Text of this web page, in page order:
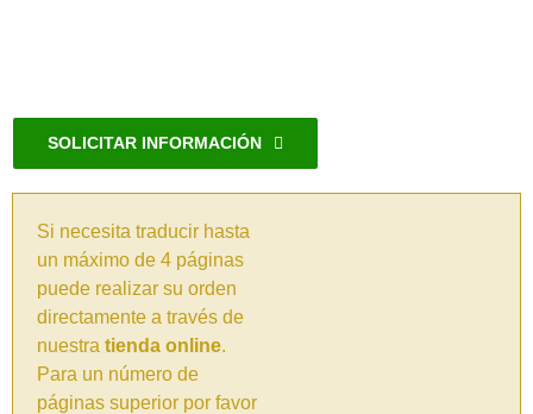
SOLICITAR INFORMACIÓN
Si necesita traducir hasta
un máximo de 4 páginas
puede realizar su orden
directamente a través de
nuestra tienda online.
Para un número de
páginas superior por favor